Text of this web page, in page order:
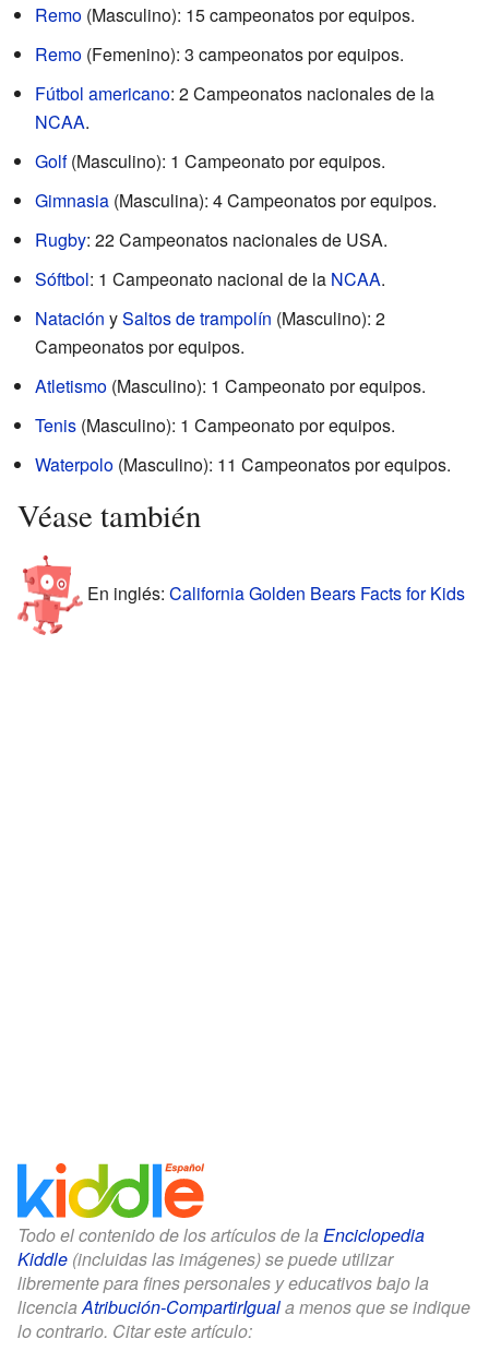
Remo (Masculino): 15 campeonatos por equipos.
Remo (Femenino): 3 campeonatos por equipos.
Fútbol americano: 2 Campeonatos nacionales de la
NCAA.
Golf(Masculino): 1 Campeonato por equipos.
Gimnasia (Masculina): 4 Campeonatos por equipos.
Rugby: 22 Campeonatos nacionales de USA.
Sóftbol: 1 Campeonato nacional de la NCAA.
Natación ySaltos de trampolín (Masculino): 2
Campeonatos por equipos.
Atletismo (Masculino): 1 Campeonato por equipos.
Tenis (Masculino): 1 Campeonato por equipos.
Waterpolo (Masculino): 11 Campeonatos por equipos.
Véase también
En inglés: California Golden Bears Facts for Kids
Todo el contenido de los artículos de la Enciclopedia
Kiddle (incluidas las imágenes) se puede utilizar
libremente para fines personales y educativos bajo la
licenciaAtribución-CompartirIguala menos que se indique
lo contrario. Citar este artículo: